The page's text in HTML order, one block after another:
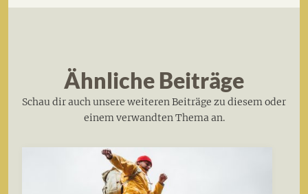
Ähnliche Beiträge
Schau dir auch unsere weiteren Beiträge zu diesem oder
einem verwandten Thema an.